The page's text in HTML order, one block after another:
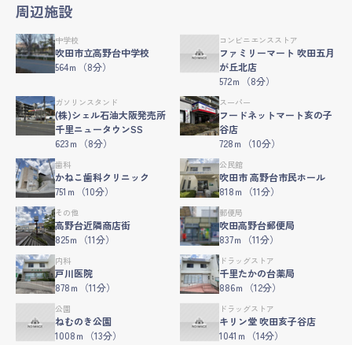
周辺施設
中学校
吹田市立高野台中学校
564ｍ（8分）
コンビニエンスストア
ファミリーマート 吹田五月
が丘北店
572ｍ（8分）
ガソリンスタンド
(株)シェル石油大阪発売所
千里ニュータウンSS
623ｍ（8分）
スーパー
フードネットマート亥の子
谷店
728ｍ（10分）
歯科
かねこ歯科クリニック
751ｍ（10分）
公民館
吹田市 高野台市民ホール
818ｍ（11分）
その他
高野台近隣商店街
825ｍ（11分）
郵便局
吹田高野台郵便局
837ｍ（11分）
内科
戸川医院
878ｍ（11分）
ドラッグストア
千里たかの台薬局
886ｍ（12分）
公園
ねむのき公園
1008ｍ（13分）
ドラッグストア
キリン堂 吹田亥子谷店
1041ｍ（14分）